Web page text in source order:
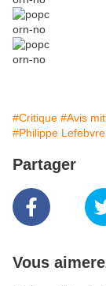
#Critique #Avis
#Philippe Lefebvre
Partager
Vous